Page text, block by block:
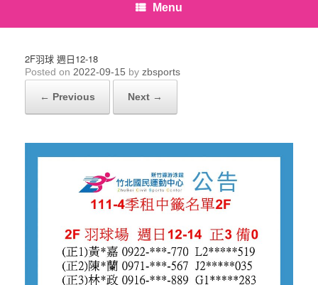
Menu
2F羽球 週日12-18
Posted on 2022-09-15 by zbsports
← Previous Next →